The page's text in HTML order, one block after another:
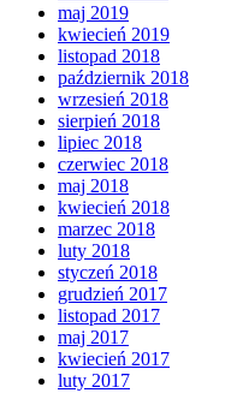
maj 2019
kwiecień 2019
listopad 2018
październik 2018
wrzesień 2018
sierpień 2018
lipiec 2018
czerwiec 2018
maj 2018
kwiecień 2018
marzec 2018
luty 2018
styczeń 2018
grudzień 2017
listopad 2017
maj 2017
kwiecień 2017
luty 2017